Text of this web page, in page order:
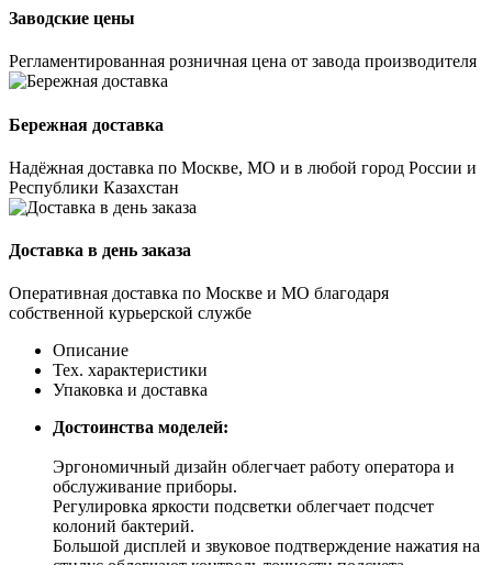
Заводские цены
Регламентированная розничная цена от завода производителя
Бережная доставка
Надёжная доставка по Москве, МО и в любой город России и
Республики Казахстан
Доставка в день заказа
Оперативная доставка по Москве и МО благодаря
собственной курьерской службе
Описание
Тех. характеристики
Упаковка и доставка
Достоинства моделей:
Эргономичный дизайн облегчает работу оператора и
обслуживание приборы.
Регулировка яркости подсветки облегчает подсчет
колоний бактерий.
Большой дисплей и звуковое подтверждение нажатия на